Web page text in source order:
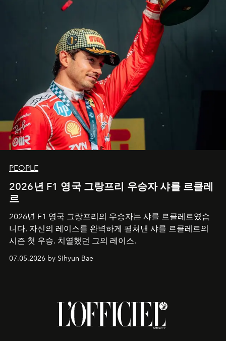
PEOPLE
2026년 F1 영국 그랑프리 우승자 샤를 르클레
르
2026년 F1 영국 그랑프리의 우승자는 샤를 르클레르였습
니다. 자신의 레이스를 완벽하게 펼쳐낸 샤를 르클레르의
시즌 첫 우승. 치열했던 그의 레이스.
07.05.2026 by Sihyun Bae